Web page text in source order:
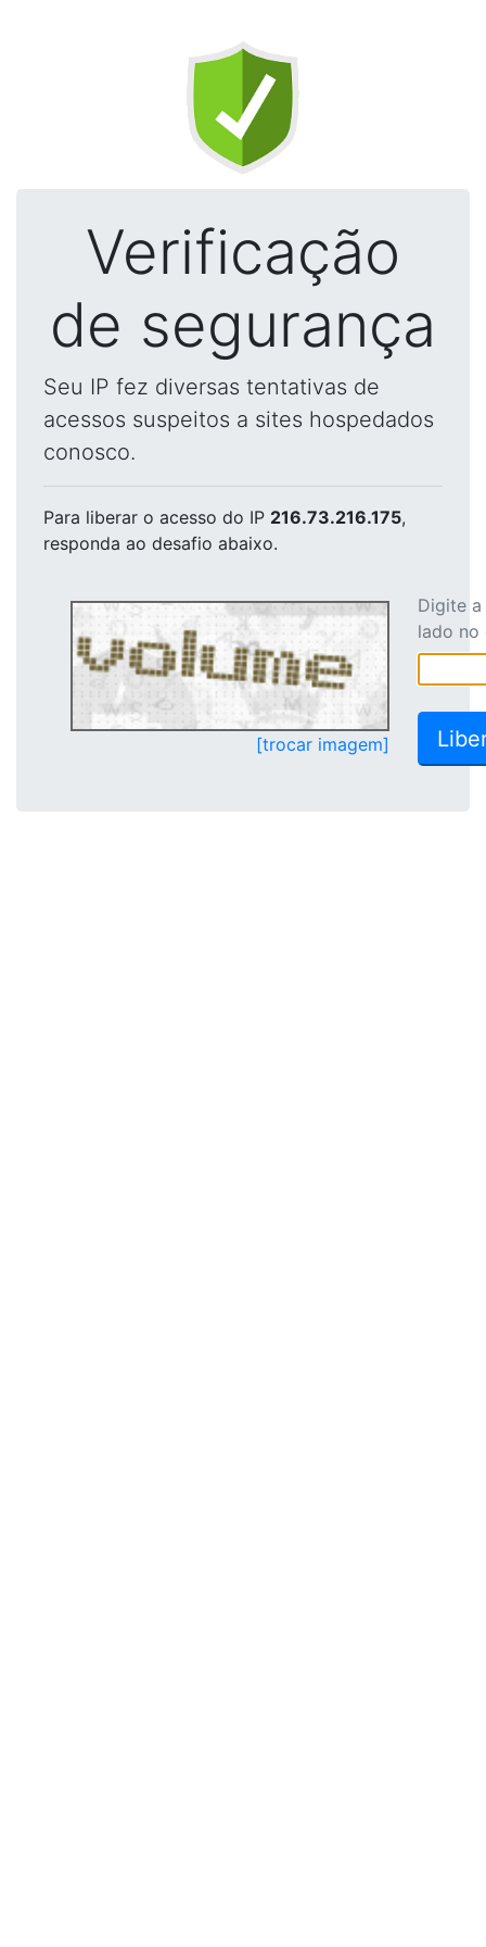
Verificação
de segurança
Seu IP fez diversas tentativas de
acessos suspeitos a sites hospedados
conosco.
Para liberar o acesso do IP 216.73.216.175,
responda ao desafio abaixo.
[trocar imagem]
Digite
lado no